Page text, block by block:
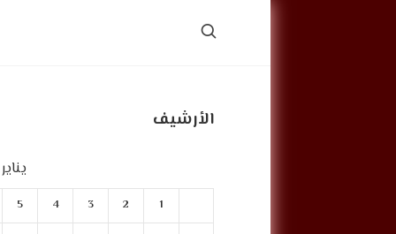
الأرشيف
يناير 2024
1
2
3
4
5